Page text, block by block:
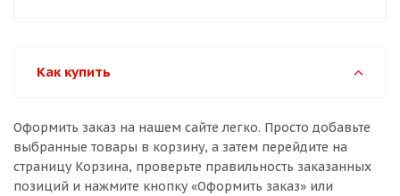
Как купить
Оформить заказ на нашем сайте легко. Просто добавьте
выбранные товары в корзину, а затем перейдите на
страницу Корзина, проверьте правильность заказанных
позиций и нажмите кнопку «Оформить заказ» или